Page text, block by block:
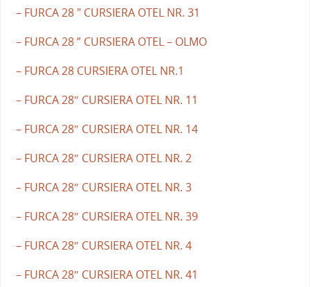
– FURCA 28 " CURSIERA OTEL NR. 31
– FURCA 28 ” CURSIERA OTEL – OLMO
– FURCA 28 CURSIERA OTEL NR.1
– FURCA 28″ CURSIERA OTEL NR. 11
– FURCA 28″ CURSIERA OTEL NR. 14
– FURCA 28″ CURSIERA OTEL NR. 2
– FURCA 28″ CURSIERA OTEL NR. 3
– FURCA 28″ CURSIERA OTEL NR. 39
– FURCA 28″ CURSIERA OTEL NR. 4
– FURCA 28″ CURSIERA OTEL NR. 41